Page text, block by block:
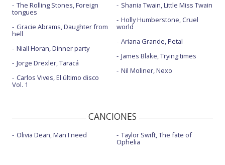
The Rolling Stones, Foreign
tongues
Gracie Abrams, Daughter from
hell
Niall Horan, Dinner party
Jorge Drexler, Taracá
Carlos Vives, El último disco
Vol. 1
Shania Twain, Little Miss Twain
Holly Humberstone, Cruel
world
Ariana Grande, Petal
James Blake, Trying times
Nil Moliner, Nexo
CANCIONES
Olivia Dean, Man I need Taylor Swift, The fate of
Ophelia